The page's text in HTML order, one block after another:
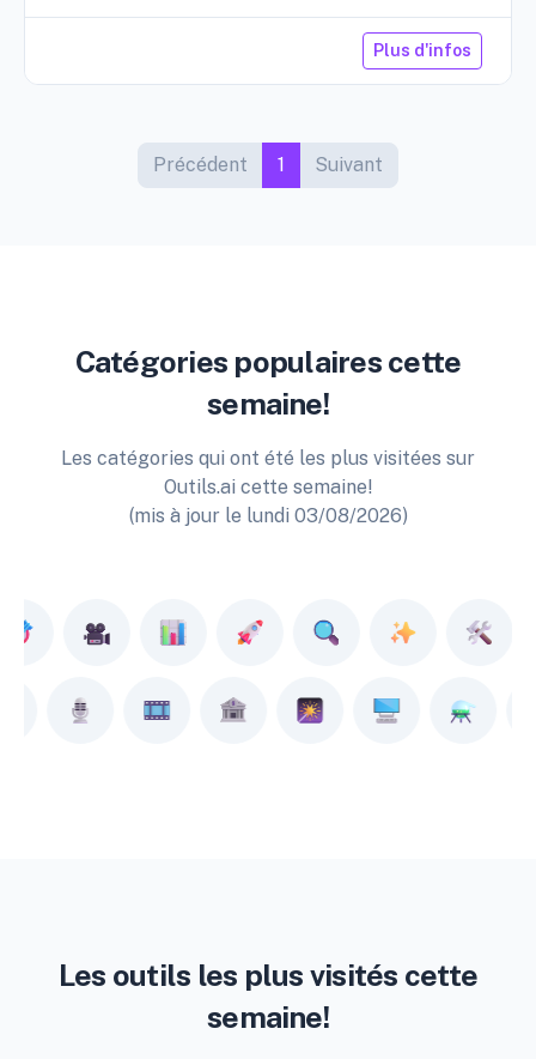
Plus d'infos
Précédent 1 Suivant
Catégories populaires cette
semaine!
Les catégories qui ont été les plus visitées sur
Outils.ai cette semaine!
(mis à jour le lundi 03/08/2026)
Les outils les plus visités cette
semaine!